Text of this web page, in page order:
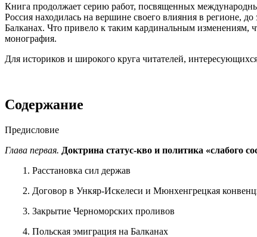
Книга продолжает серию работ, посвященных
Россия находилась на вершине своего влияния в регионе,
Балканах. Что привело к таким кардинальным изменениям,
монография.
Для историков и широкого круга читателей,
Содержание
Предисловие
Глава первая. Доктрина статус-кво и политика «слабого
1. Расстановка сил держав
2. Договор в Ункяр-Искелеси и Мюнхенгрецкая
3. Закрытие Черноморских проливов
4. Польская эмиграция на Балканах